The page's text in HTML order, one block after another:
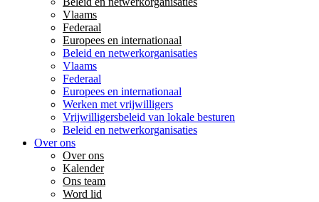
Vlaams
Federaal
Europees en internationaal
Beleid en netwerkorganisaties
Vlaams
Federaal
Europees en internationaal
Werken met vrijwilligers
Vrijwilligersbeleid van lokale besturen
Beleid en netwerkorganisaties
Over ons
Over ons
Kalender
Ons team
Word lid